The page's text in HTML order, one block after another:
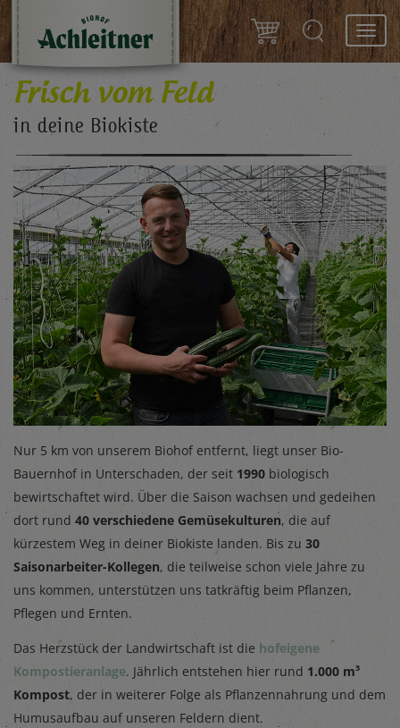
Frisch vom Feld
in deine Biokiste
Nur 5 km von unserem Biohof entfernt, liegt unser Bio-
Bauernhof in Unterschaden, der seit 1990 biologisch
bewirtschaftet wird. Über die Saison wachsen und gedeihen
dort rund 40 verschiedene Gemüsekulturen, die auf
kürzestem Weg in deiner Biokiste landen. Bis zu 30
Saisonarbeiter-Kollegen, die teilweise schon viele Jahre zu
uns kommen, unterstützen uns tatkräftig beim Pflanzen,
Pflegen und Ernten.
Das Herzstück der Landwirtschaft ist die hofeigene
Kompostieranlage. Jährlich entstehen hier rund 1.000 m³
Kompost, der in weiterer Folge als Pflanzennahrung und dem
Humusaufbau auf unseren Feldern dient.